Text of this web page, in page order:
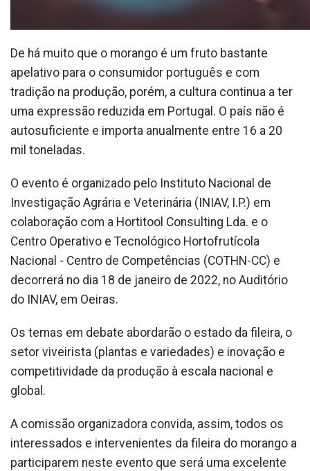
De há muito que o morango é um fruto bastante
apelativo para o consumidor português e com
tradição na produção, porém, a cultura continua a ter
uma expressão reduzida em Portugal. O país não é
autosuficiente e importa anualmente entre 16 a 20
mil toneladas.
O evento é organizado pelo Instituto Nacional de
Investigação Agrária e Veterinária (INIAV, I.P.) em
colaboração com a Hortitool Consulting Lda. e o
Centro Operativo e Tecnológico Hortofrutícola
Nacional - Centro de Competências (COTHN-CC) e
decorrerá no dia 18 de janeiro de 2022, no Auditório
do INIAV, em Oeiras.
Os temas em debate abordarão o estado da fileira, o
setor viveirista (plantas e variedades) e inovação e
competitividade da produção à escala nacional e
global.
A comissão organizadora convida, assim, todos os
interessados e intervenientes da fileira do morango a
participarem neste evento que será uma excelente